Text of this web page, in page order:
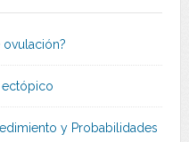
ectópico
y Probabilidades